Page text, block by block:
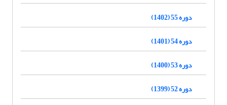
دوره 55 (1402)
دوره 54 (1401)
دوره 53 (1400)
دوره 52 (1399)